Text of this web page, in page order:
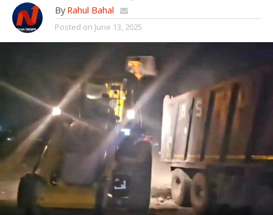
By Rahul Bahal
Posted on June 13, 2025